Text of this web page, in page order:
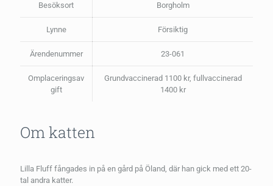
Besöksort Borgholm
Lynne Försiktig
Ärendenummer 23-061
Omplaceringsav
gift
Grundvaccinerad 1100 kr, fullvaccinerad
1400 kr
Om katten
Lilla Fluff fångades in på en gård på Öland, där han gick med ett 20-
tal andra katter.